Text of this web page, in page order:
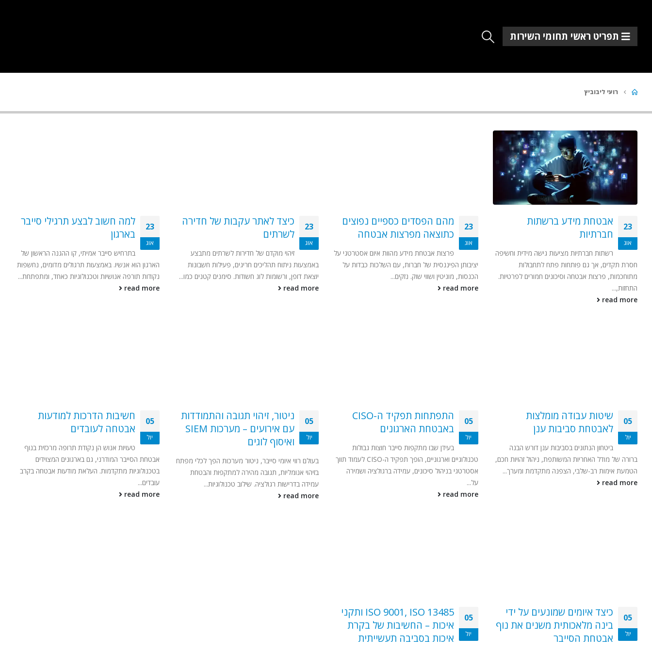
תפריט ראשי תחומי השירות
רועי ליבוביץ
23
אוג
אבטחת מידע ברשתות
חברתיות
רשתות חברתיות מציעות גישה מידית וחשיפה
חסרת תקדים, אך גם פותחות פתח לתחבולות
מתוחכמות, פרצות אבטחה וסיכונים חמורים לפרטיות.
התחזות,...
read more
23
אוג
מהם הפסדים כספיים נפוצים
כתוצאה מפרצות אבטחה
פרצות אבטחת מידע מהוות איום אסטרטגי על
יציבותן הפיננסית של חברות, עם השלכות כבדות על
הכנסות, מוניטין ושווי שוק. נזקים...
read more
23
אוג
כיצד לאתר עקבות של חדירה
לשרתים
זיהוי מוקדם של חדירות לשרתים מתבצע
באמצעות ניתוח תהליכים חריגים, פעילות חשבונות
יוצאת דופן, ורשומות לוג חשודות. סימנים קטנים כמו...
read more
23
אוג
למה חשוב לבצע תרגילי סייבר
בארגון
בתרחיש סייבר אמיתי, קו ההגנה הראשון של
הארגון הוא אנשיו. באמצעות תרגולים מדומים, נחשפות
נקודות תורפה אנושיות וטכנולוגיות כאחד, ומתפתחת...
read more
05
יול
שיטות עבודה מומלצות
לאבטחת סביבות ענן
ביטחון הנתונים בסביבות ענן דורש הבנה
ברורה של מודל האחריות המשותפת, ניהול זהויות חכם,
הטמעת אימות רב-שלבי, הצפנה מתקדמת ומערך...
read more
05
יול
התפתחות תפקיד ה-CISO
באבטחת הארגונים
בעידן שבו מתקפות סייבר חוצות גבולות
טכנולוגיים וארגוניים, הופך תפקיד ה-CISO לעמוד תווך
אסטרטגי בניהול סיכונים, עמידה ברגולציה ושמירה
על...
read more
05
יול
ניטור, זיהוי תגובה והתמודדות
עם אירועים – מערכות SIEM
ואיסוף לוגים
בעולם רווי איומי סייבר, ניטור מערכות הפך לכלי מפתח
בזיהוי אנומליות, תגובה מהירה למתקפות והבטחת
עמידה בדרישות רגולציה. שילוב טכנולוגיות...
read more
05
יול
חשיבות הדרכות למודעות
אבטחה לעובדים
טעויות אנוש הן נקודת תרופה מרכזית בנוף
אבטחת הסייבר המודרני, גם בארגונים המצוידים
בטכנולוגיות מתקדמות. העלאת מודעות אבטחה בקרב
עובדים...
read more
05
יול
כיצד איומים שמונעים על ידי
בינה מלאכותית משנים את נוף
אבטחת הסייבר
05
יול
ISO 9001, ISO 13485 ותקני
איכות – החשיבות של בקרת
איכות בסביבה תעשייתית
תחומי השירות שלנו
אבטחת רשתות
משאבי החברה
צור קשר